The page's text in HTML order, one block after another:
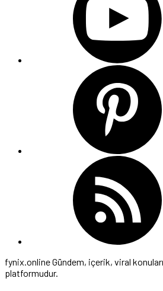
fynix.online Gündem, içerik, viral
platformudur.